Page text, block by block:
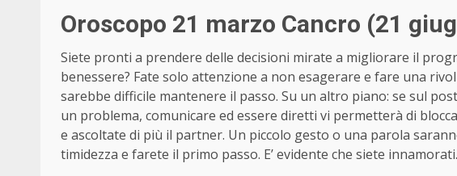
Oroscopo 21 marzo Cancro (21
Siete pronti a prendere delle decisioni mirate a migliorare il
benessere? Fate solo attenzione a non esagerare e fare una
sarebbe difficile mantenere il passo. Su un altro piano: se sul
un problema, comunicare ed essere diretti vi permetterà di
e ascoltate di più il partner. Un piccolo gesto o una parola
timidezza e farete il primo passo. E’ evidente che siete